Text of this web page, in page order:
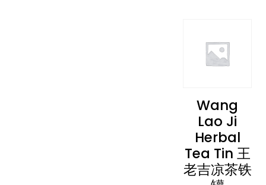
Wang
Lao Ji
Herbal
Tea Tin 王
老吉凉茶铁